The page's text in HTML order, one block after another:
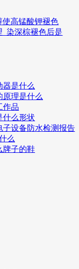
使高锰酸钾褪色
_染深棕褪色后是
器是什么
原理是什么
作品
什么形状
子设备防水检测报告
么
牌子的鞋